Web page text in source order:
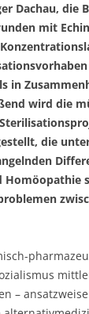
Dachau, die
mit
in
wird die
die
Homöopathie
–